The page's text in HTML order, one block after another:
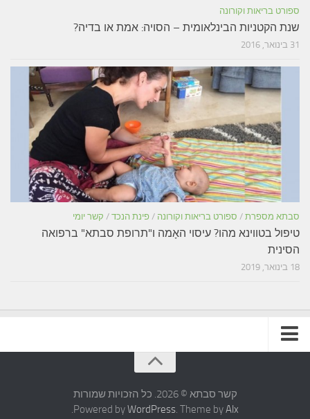
ספורט בריאות וקורונה
שנת הקטניות הבינלאומית – הסויה: אמת או בדיה?
31 בינואר, 2016
סבתא מספרת / ספורט בריאות וקורונה / פינת הנכד / קשר יומי
טיפול בטווינא מהו? עיסוי האָמה ו"תרופת סבתא" ברפואה
הסינית
18 בינואר, 2019
קשר סבתא © 2026. כל הזכויות שמורות
Powered byWordPress. Theme byAlx
.